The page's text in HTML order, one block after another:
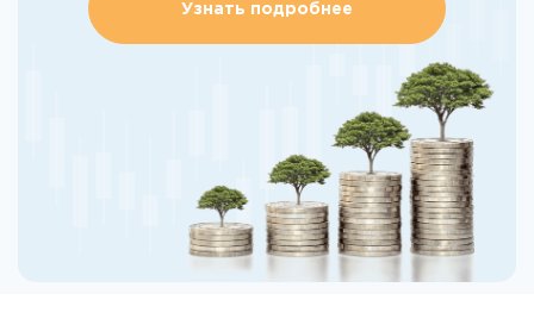
Узнать подробнее